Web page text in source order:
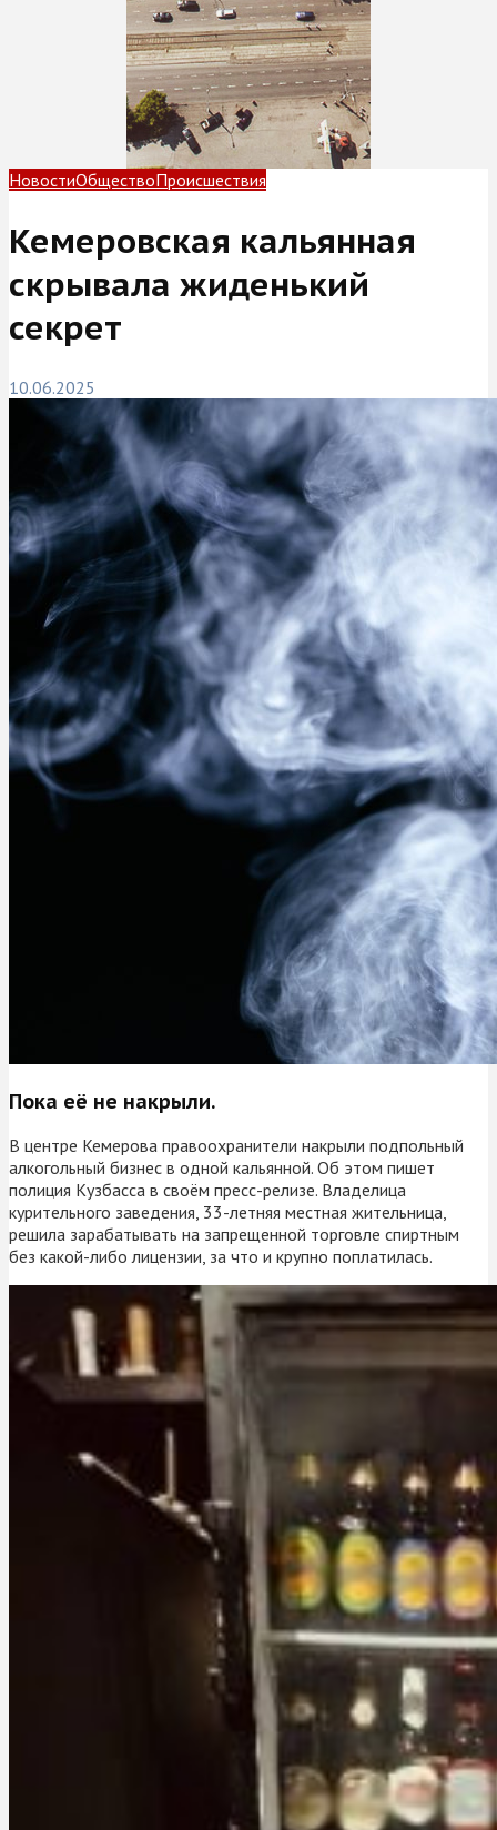
НовостиОбществоПроисшествия
Кемеровская кальянная
скрывала жиденький
секрет
10.06.2025
Пока её не накрыли.
В центре Кемерова правоохранители накрыли подпольный
алкогольный бизнес в одной кальянной. Об этом пишет
полиция Кузбасса в своём пресс-релизе. Владелица
курительного заведения, 33-летняя местная жительница,
решила зарабатывать на запрещенной торговле спиртным
без какой-либо лицензии, за что и крупно поплатилась.